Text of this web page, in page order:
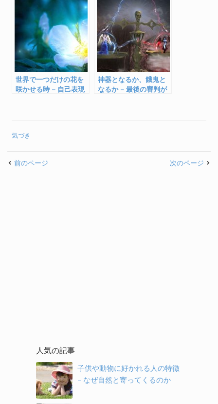
世界で一つだけの花を
咲かせる時 – 自己表現
神器となるか、餓鬼と
なるか – 最後の審判が
気づき
前のページ 次のページ
人気の記事
子供や動物に好かれる人の特徴
– なぜ自然と寄ってくるのか